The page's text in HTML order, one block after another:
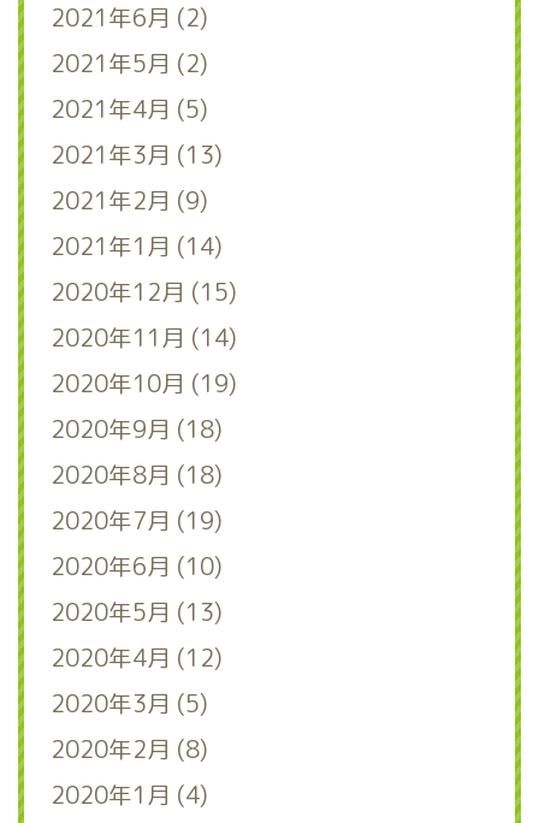
2021年6月 (2)
2021年5月 (2)
2021年4月 (5)
2021年3月 (13)
2021年2月 (9)
2021年1月 (14)
2020年12月 (15)
2020年11月 (14)
2020年10月 (19)
2020年9月 (18)
2020年8月 (18)
2020年7月 (19)
2020年6月 (10)
2020年5月 (13)
2020年4月 (12)
2020年3月 (5)
2020年2月 (8)
2020年1月 (4)